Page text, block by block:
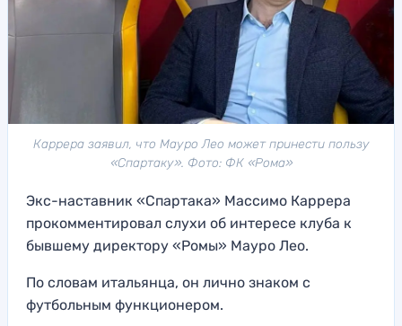
Каррера заявил, что Мауро Лео может принести пользу
«Спартаку». Фото: ФК «Рома»
Экс-наставник «Спартака» Массимо Каррера
прокомментировал слухи об интересе клуба к
бывшему директору «Ромы» Мауро Лео.
По словам итальянца, он лично знаком с
футбольным функционером.